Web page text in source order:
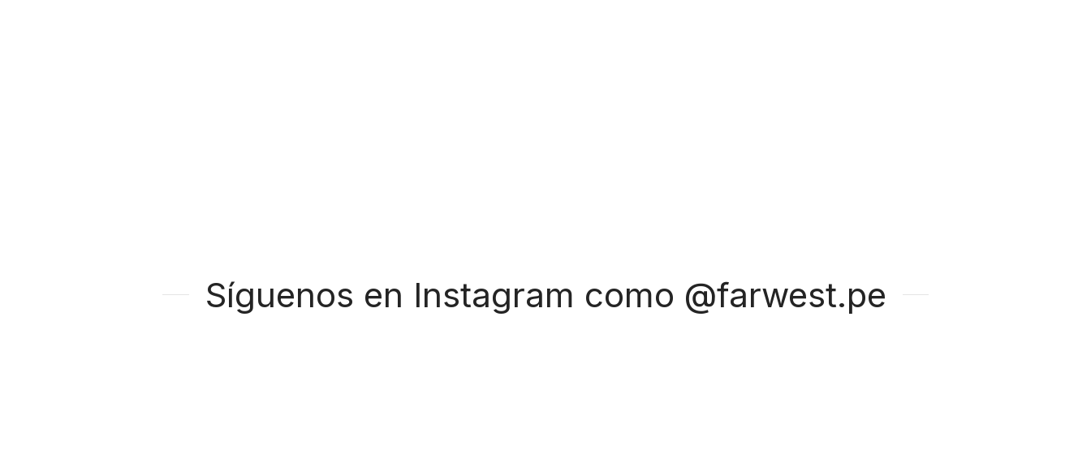
Síguenos en Instagram como @farwest.pe